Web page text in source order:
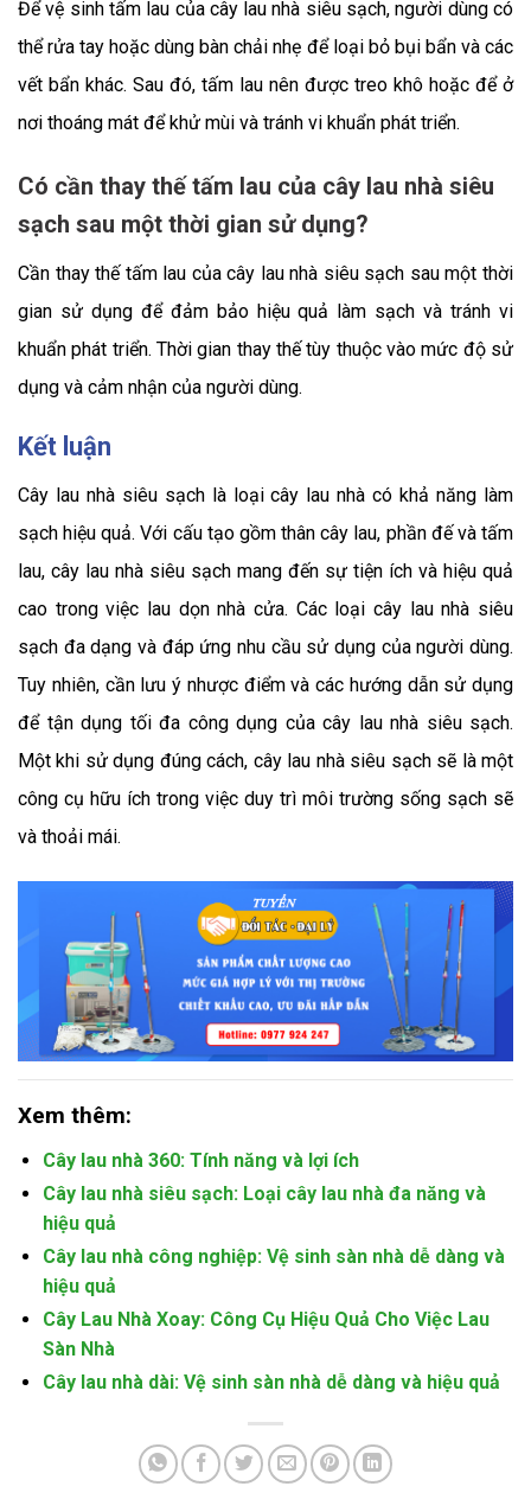
Để vệ sinh tấm lau của cây lau nhà siêu sạch, người dùng có
thể rửa tay hoặc dùng bàn chải nhẹ để loại bỏ bụi bẩn và các
vết bẩn khác. Sau đó, tấm lau nên được treo khô hoặc để ở
nơi thoáng mát để khử mùi và tránh vi khuẩn phát triển.
Có cần thay thế tấm lau của cây lau nhà siêu
sạch sau một thời gian sử dụng?
Cần thay thế tấm lau của cây lau nhà siêu sạch sau một thời
gian sử dụng để đảm bảo hiệu quả làm sạch và tránh vi
khuẩn phát triển. Thời gian thay thế tùy thuộc vào mức độ sử
dụng và cảm nhận của người dùng.
Kết luận
Cây lau nhà siêu sạch là loại cây lau nhà có khả năng làm
sạch hiệu quả. Với cấu tạo gồm thân cây lau, phần đế và tấm
lau, cây lau nhà siêu sạch mang đến sự tiện ích và hiệu quả
cao trong việc lau dọn nhà cửa. Các loại cây lau nhà siêu
sạch đa dạng và đáp ứng nhu cầu sử dụng của người dùng.
Tuy nhiên, cần lưu ý nhược điểm và các hướng dẫn sử dụng
để tận dụng tối đa công dụng của cây lau nhà siêu sạch.
Một khi sử dụng đúng cách, cây lau nhà siêu sạch sẽ là một
công cụ hữu ích trong việc duy trì môi trường sống sạch sẽ
và thoải mái.
Xem thêm:
Cây lau nhà 360: Tính năng và lợi ích
Cây lau nhà siêu sạch: Loại cây lau nhà đa năng và
hiệu quả
Cây lau nhà công nghiệp: Vệ sinh sàn nhà dễ dàng và
hiệu quả
Cây Lau Nhà Xoay: Công Cụ Hiệu Quả Cho Việc Lau
Sàn Nhà
Cây lau nhà dài: Vệ sinh sàn nhà dễ dàng và hiệu quả